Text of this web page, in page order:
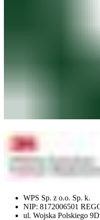
WPS Sp. z o.o. Sp. k.
NIP: 8172006501
ul. Wojska Polskiego